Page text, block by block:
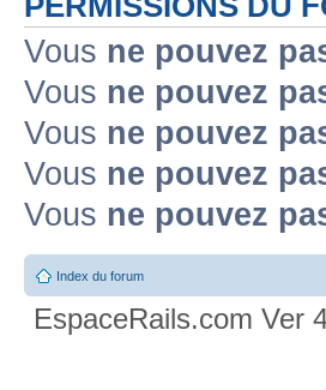
Vous ne pouvez
Vous ne pouvez
Vous ne pouvez
Vous ne pouvez
Vous ne pouvez
Index du forum
EspaceRails.com Ver